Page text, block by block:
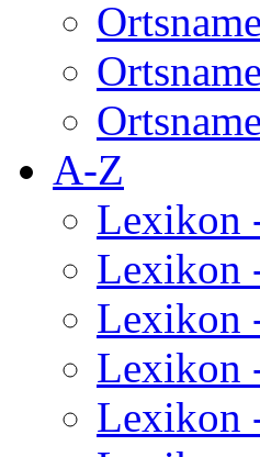
A-Z
Lexikon
Lexikon
Lexikon
Lexikon
Lexikon